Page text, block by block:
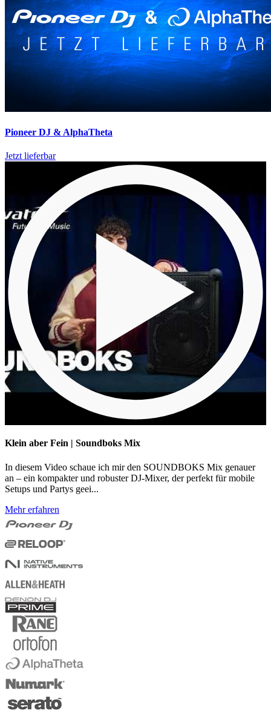
Pioneer DJ & AlphaTheta
Jetzt lieferbar
Klein aber Fein | Soundboks Mix
In diesem Video schaue ich mir den SOUNDBOKS Mix genauer
an – ein kompakter und robuster DJ-Mixer, der perfekt für mobile
Setups und Partys geei...
Mehr erfahren